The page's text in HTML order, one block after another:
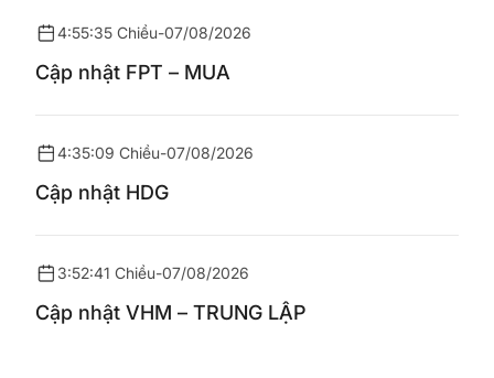
4:55:35 Chiều-07/08/2026
Cập nhật FPT – MUA
4:35:09 Chiều-07/08/2026
Cập nhật HDG
3:52:41 Chiều-07/08/2026
Cập nhật VHM – TRUNG LẬP